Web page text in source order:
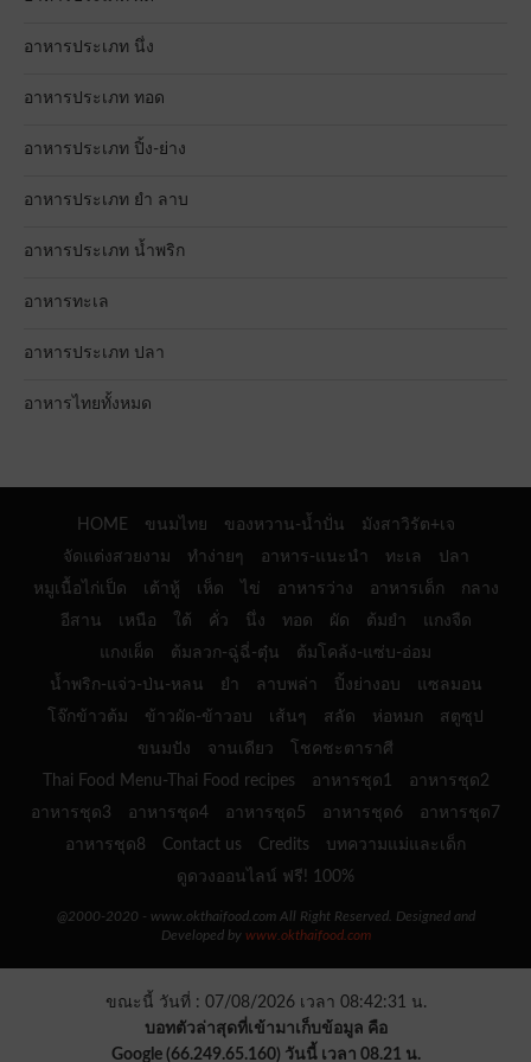
อาหารประเภท นึ่ง
อาหารประเภท ทอด
อาหารประเภท ปิ้ง-ย่าง
อาหารประเภท ยำ ลาบ
อาหารประเภท น้ำพริก
อาหารทะเล
อาหารประเภท ปลา
อาหารไทยทั้งหมด
HOME ขนมไทย ของหวาน-น้ำปั่น
มังสาวิรัต+เจ
จัดแต่งสวยงาม
ทำง่ายๆ อาหาร-แนะนำ ทะเล
ปลา
หมูเนื้อไก่เป็ด
เต้าหู้ เห็ด ไข่ อาหารว่าง อาหารเด็ก
กลาง
อีสาน
เหนือ ใต้ คั่ว นึ่ง ทอด ผัด ต้มยำ
แกงจืด
แกงเผ็ด
ต้มลวก-ฉู่ฉี่-ตุ๋น
ต้มโคล้ง-แซ่บ-อ่อม
น้ำพริก-แจ่ว-ป่น-หลน
ยำ ลาบพล่า ปิ้งย่างอบ
แซลมอน
โจ๊กข้าวต้ม
ข้าวผัด-ข้าวอบ เส้นๆ สลัด ห่อหมก
สตูซุป
ขนมปัง
จานเดียว
โชคชะตาราศี
Thai Food Menu-Thai Food recipes
อาหารชุด1
อาหารชุด2
อาหารชุด3
อาหารชุด4 อาหารชุด5 อาหารชุด6
อาหารชุด7
อาหารชุด8
Contact us Credits
บทความแม่และเด็ก
ดูดวงออนไลน์ ฟรี! 100%
@2000-2020 - www.okthaifood.com All Right Reserved. Designed and
Developed by www.okthaifood.com
ขณะนี้ วันที่ : 07/08/2026 เวลา 08:42:31 น.
บอทตัวล่าสุดที่เข้ามาเก็บข้อมูล คือ
Google (66.249.65.160) วันนี้ เวลา 08.21 น.